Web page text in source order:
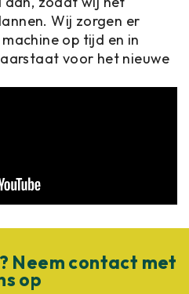
Wij zorgen er
op tijd en in
voor het nieuwe
Neem contact met
op